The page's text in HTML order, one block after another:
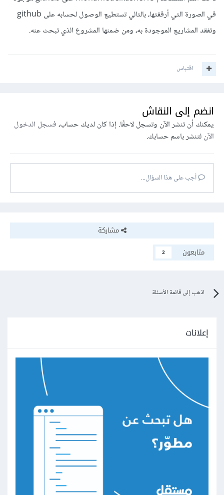
في الصورة التي أرفقتها، بالتالي تستطيع الوصول لحسابه على github
وتفقد المشاريع الموجودة به، ومن ضمنها المشروع الذي تبحث عنه.
اقتباس
انضم إلى النقاش
يمكنك أن تنشر الآن وتسجل لاحقًا. إذا كان لديك حساب،فسجل الدخول
الآنلتنشر باسم حسابك.
أجب على هذا السؤال...
مشاركة
متابعون
2
اذهب إلى قائمة الأسئلة
إعلانات